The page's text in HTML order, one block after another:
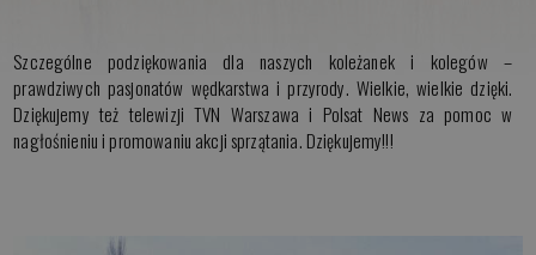
Szczególne podziękowania dla naszych koleżanek i kolegów –
prawdziwych pasjonatów wędkarstwa i przyrody. Wielkie, wielkie dzięki.
Dziękujemy też telewizji TVN Warszawa i Polsat News za pomoc w
nagłośnieniu i promowaniu akcji sprzątania. Dziękujemy!!!